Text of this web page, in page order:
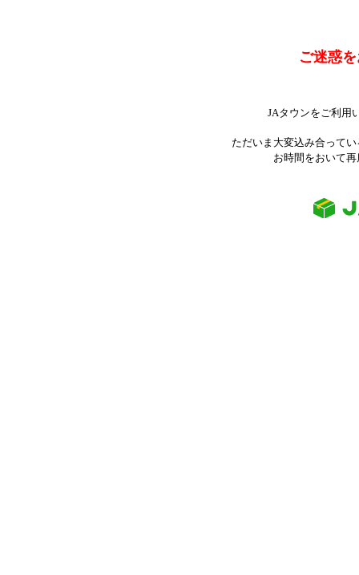
ご迷惑
JAタウンをご利用
ただいま大変込み合って
お時間をおいて